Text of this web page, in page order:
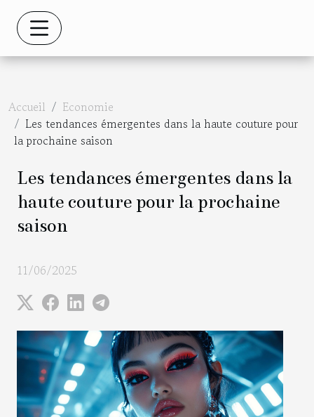
Accueil
Economie
Les tendances émergentes dans la haute couture pour
la prochaine saison
Les tendances émergentes dans la
haute couture pour la prochaine
saison
11/06/2025